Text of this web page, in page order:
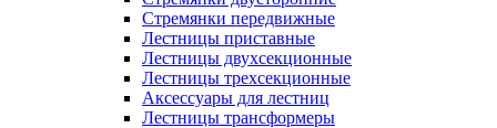
Стремянки передвижные
Лестницы приставные
Лестницы двухсекционные
Лестницы трехсекционные
Аксессуары для лестниц
Лестницы трансформеры